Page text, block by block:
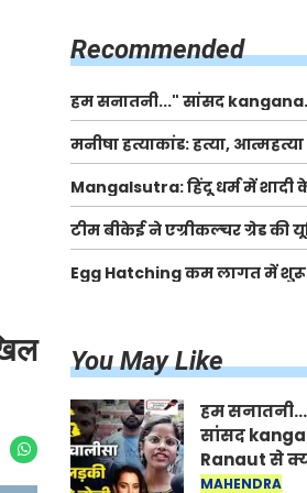
Recommended
हम सनातनी..." सांसद kangana
Ranaut से क्या बोली लड़की?
Jantar-Mantar | CJP
मनीषा हत्याकांड: हत्या,
| Full Story | Josh Haryana
Mangalsutra: हिंदू धर्म में शादी
मंगलसूत्र क्यों पहनती है
शुरु की ये परंपरा
टीम बीकेई ने एग्रीकल्चर ग्रेड की
खाद गट्टों में बदलकर टेक्निकल
बेचने वालों पर करवाई कार्रवाई:
Egg Hatching कम लागत में
You May Like
हम
सांसद
Ranaut से
बोली लड़की?
MAHENDRA